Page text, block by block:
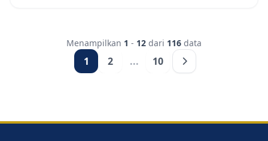
Menampilkan 1 - 12 dari 116 data
1 2 ... 10